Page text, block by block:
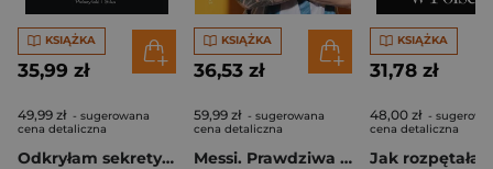
KSIĄŻKA
35,99 zł
49,99 zł - sugerowana
cena detaliczna
Odkryłam sekrety szejka
KSIĄŻKA
36,53 zł
59,99 zł - sugerowana
cena detaliczna
Messi. Prawdziwa historia najlepszego piłkarza świata
KSIĄŻKA
31,78 zł
48,00 zł -
cena detaliczna